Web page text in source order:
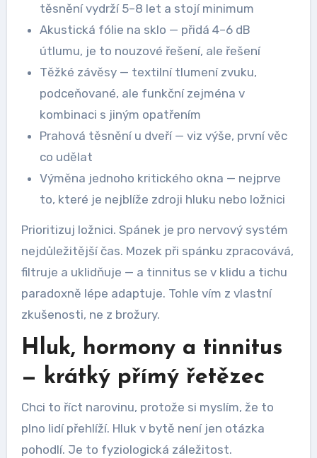
těsnění vydrží 5–8 let a stojí minimum
Akustická fólie na sklo — přidá 4–6 dB
útlumu, je to nouzové řešení, ale řešení
Těžké závěsy — textilní tlumení zvuku,
podceňované, ale funkční zejména v
kombinaci s jiným opatřením
Prahová těsnění u dveří — viz výše, první věc
co udělat
Výměna jednoho kritického okna — nejprve
to, které je nejblíže zdroji hluku nebo ložnici
Prioritizuj ložnici. Spánek je pro nervový systém
nejdůležitější čas. Mozek při spánku zpracovává,
filtruje a uklidňuje — a tinnitus se v klidu a tichu
paradoxně lépe adaptuje. Tohle vím z vlastní
zkušenosti, ne z brožury.
Hluk, hormony a tinnitus
— krátký přímý řetězec
Chci to říct narovinu, protože si myslím, že to
plno lidí přehlíží. Hluk v bytě není jen otázka
pohodlí. Je to fyziologická záležitost.